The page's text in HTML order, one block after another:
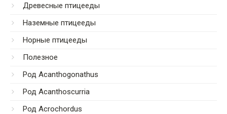
Древесные птицееды
Наземные птицееды
Норные птицееды
Полезное
Род Acanthogonathus
Род Acanthoscurria
Род Acrochordus